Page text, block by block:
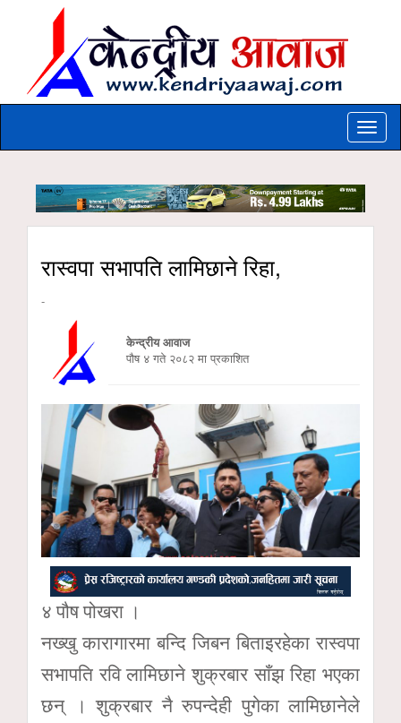
Toggle
रास्वपा सभापति लामिछाने रिहा,
-
केन्द्रीय आवाज
पौष ४ गते २०८२ मा प्रकाशित
४ पौष पोखरा ।
नख्खु कारागारमा बन्दि जिबन बिताइरहेका रास्वपा
सभापति रवि लामिछाने शुक्रबार साँझ रिहा भएका
छन् । शुक्रबार नै रुपन्देही पुगेका लामिछानेले